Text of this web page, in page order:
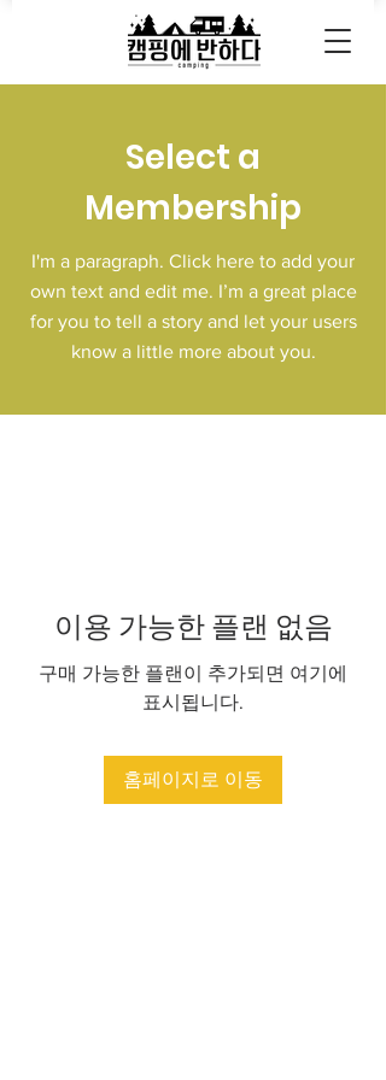
Select a
Membership
I'm a paragraph. Click here to add your
own text and edit me. I’m a great place
for you to tell a story and let your users
know a little more about you.
이용 가능한 플랜 없음
구매 가능한 플랜이 추가되면 여기에
표시됩니다.
홈페이지로 이동